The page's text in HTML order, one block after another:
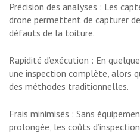
Précision des analyses : Les
drone permettent de capturer
défauts de la toiture.
Rapidité d’exécution : En
une inspection complète, alors
des méthodes traditionnelles.
Frais minimisés : Sans
prolongée, les coûts